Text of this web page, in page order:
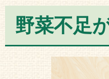
野菜不足